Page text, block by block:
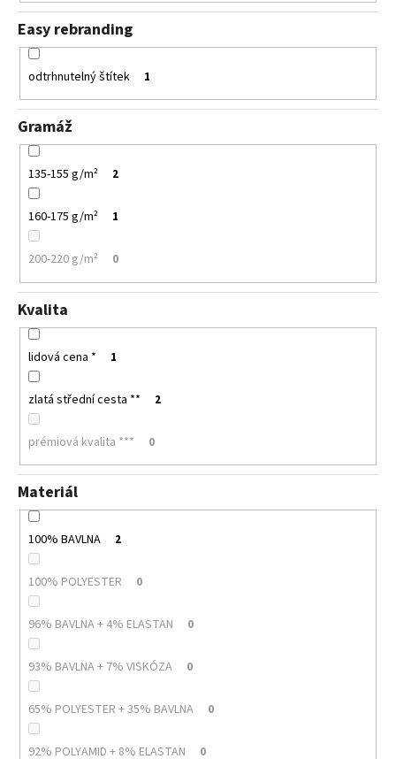
Easy rebranding
odtrhnutelný štítek 1
Gramáž
135-155 g/m² 2
160-175 g/m² 1
200-220 g/m² 0
Kvalita
lidová cena * 1
zlatá střední cesta ** 2
prémiová kvalita *** 0
Materiál
100% BAVLNA 2
100% POLYESTER 0
96% BAVLNA + 4% ELASTAN 0
93% BAVLNA + 7% VISKÓZA 0
65% POLYESTER + 35% BAVLNA 0
92% POLYAMID + 8% ELASTAN 0